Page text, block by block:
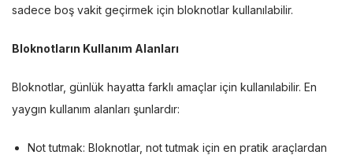
sadece boş vakit geçirmek için bloknotlar kullanılabilir.
Bloknotların Kullanım Alanları
Bloknotlar, günlük hayatta farklı amaçlar için kullanılabilir. En
yaygın kullanım alanları şunlardır:
Not tutmak: Bloknotlar, not tutmak için en pratik araçlardan